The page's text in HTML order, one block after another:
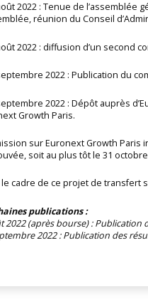
2022 : Tenue de
réunion du Conseil
2022 : diffusion d’un second
2022 : Publication du
2022 : Dépôt auprès
Growth Paris.
sur Euronext Growth Paris
soit au plus tôt le 31 octobre
cadre de ce projet de transfert
publications :
2022 (après bourse) : Publication
2022 : Publication des